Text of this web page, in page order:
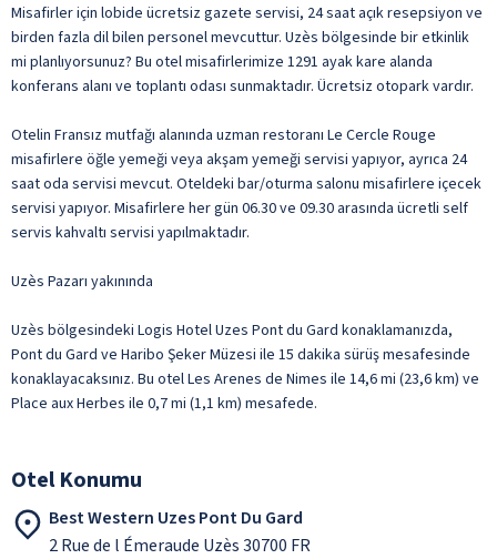
Misafirler için lobide ücretsiz gazete servisi, 24 saat açık resepsiyon ve
birden fazla dil bilen personel mevcuttur. Uzès bölgesinde bir etkinlik
mi planlıyorsunuz? Bu otel misafirlerimize 1291 ayak kare alanda
konferans alanı ve toplantı odası sunmaktadır. Ücretsiz otopark vardır.
Otelin Fransız mutfağı alanında uzman restoranı Le Cercle Rouge
misafirlere öğle yemeği veya akşam yemeği servisi yapıyor, ayrıca 24
saat oda servisi mevcut. Oteldeki bar/oturma salonu misafirlere içecek
servisi yapıyor. Misafirlere her gün 06.30 ve 09.30 arasında ücretli self
servis kahvaltı servisi yapılmaktadır.
Uzès Pazarı yakınında
Uzès bölgesindeki Logis Hotel Uzes Pont du Gard konaklamanızda,
Pont du Gard ve Haribo Şeker Müzesi ile 15 dakika sürüş mesafesinde
konaklayacaksınız. Bu otel Les Arenes de Nimes ile 14,6 mi (23,6 km) ve
Place aux Herbes ile 0,7 mi (1,1 km) mesafede.
Otel Konumu
Best Western Uzes Pont Du Gard
2 Rue de l Émeraude Uzès 30700 FR